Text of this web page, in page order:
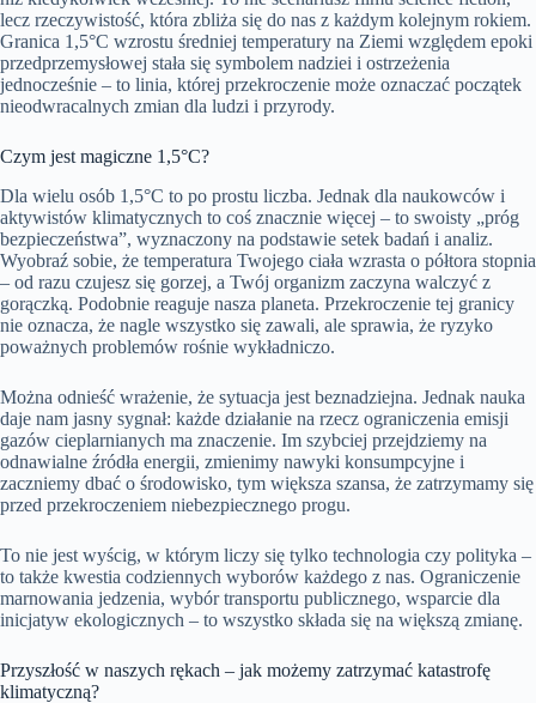
lecz rzeczywistość, która zbliża się do nas z każdym kolejnym rokiem.
Granica 1,5°C wzrostu średniej temperatury na Ziemi względem epoki
przedprzemysłowej stała się symbolem nadziei i ostrzeżenia
jednocześnie – to linia, której przekroczenie może oznaczać początek
nieodwracalnych zmian dla ludzi i przyrody.
Czym jest magiczne 1,5°C?
Dla wielu osób 1,5°C to po prostu liczba. Jednak dla naukowców i
aktywistów klimatycznych to coś znacznie więcej – to swoisty „próg
bezpieczeństwa”, wyznaczony na podstawie setek badań i analiz.
Wyobraź sobie, że temperatura Twojego ciała wzrasta o półtora stopnia
– od razu czujesz się gorzej, a Twój organizm zaczyna walczyć z
gorączką. Podobnie reaguje nasza planeta. Przekroczenie tej granicy
nie oznacza, że nagle wszystko się zawali, ale sprawia, że ryzyko
poważnych problemów rośnie wykładniczo.
Można odnieść wrażenie, że sytuacja jest beznadziejna. Jednak nauka
daje nam jasny sygnał: każde działanie na rzecz ograniczenia emisji
gazów cieplarnianych ma znaczenie. Im szybciej przejdziemy na
odnawialne źródła energii, zmienimy nawyki konsumpcyjne i
zaczniemy dbać o środowisko, tym większa szansa, że zatrzymamy się
przed przekroczeniem niebezpiecznego progu.
To nie jest wyścig, w którym liczy się tylko technologia czy polityka –
to także kwestia codziennych wyborów każdego z nas. Ograniczenie
marnowania jedzenia, wybór transportu publicznego, wsparcie dla
inicjatyw ekologicznych – to wszystko składa się na większą zmianę.
Przyszłość w naszych rękach – jak możemy zatrzymać katastrofę
klimatyczną?